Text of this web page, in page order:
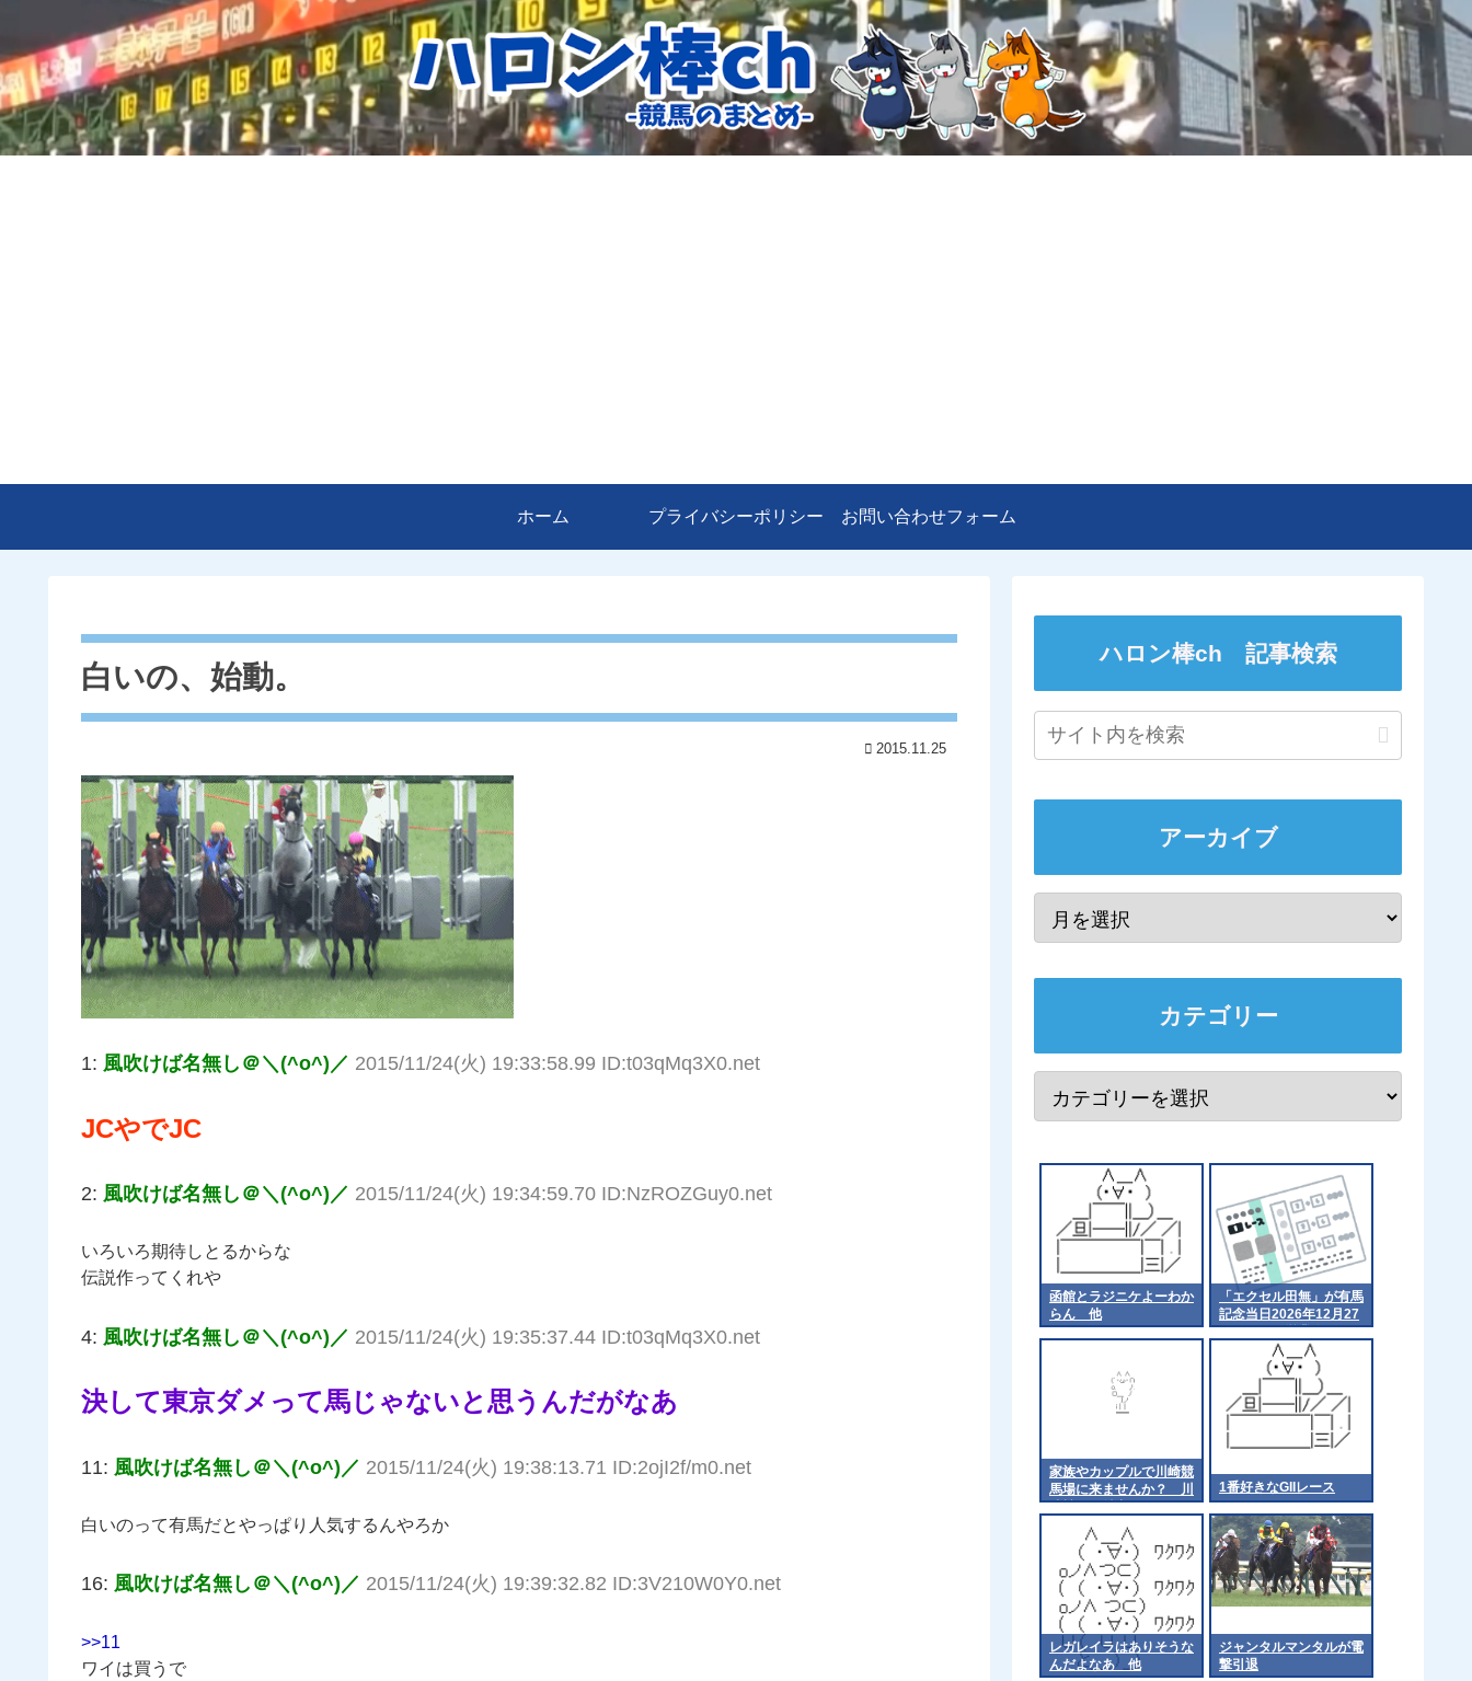
ホーム プライバシーポリシー お問い合わせフォーム
白いの、始動。
2015.11.25
1: 風吹けば名無し＠＼(^o^)／ 2015/11/24(火) 19:33:58.99 ID:t03qMq3X0.net
JCやでJC
2: 風吹けば名無し＠＼(^o^)／ 2015/11/24(火) 19:34:59.70 ID:NzROZGuy0.net
いろいろ期待しとるからな
伝説作ってくれや
4: 風吹けば名無し＠＼(^o^)／ 2015/11/24(火) 19:35:37.44 ID:t03qMq3X0.net
決して東京ダメって馬じゃないと思うんだがなあ
11: 風吹けば名無し＠＼(^o^)／ 2015/11/24(火) 19:38:13.71 ID:2ojI2f/m0.net
白いのって有馬だとやっぱり人気するんやろか
16: 風吹けば名無し＠＼(^o^)／ 2015/11/24(火) 19:39:32.82 ID:3V210W0Y0.net
>>11
ワイは買うで
ハロン棒ch 記事検索
アーカイブ
カテゴリー
函館とラジニケよーわか
らん 他
「エクセル田無」が有馬
記念当日2026年12月27
日をもって営業終了
家族やカップルで川崎競
馬場に来ませんか？ 川
崎競馬が魅力をアピール
1番好きなGIIレース
レガレイラはありそうな
んだよなあ 他
ジャンタルマンタルが電
撃引退